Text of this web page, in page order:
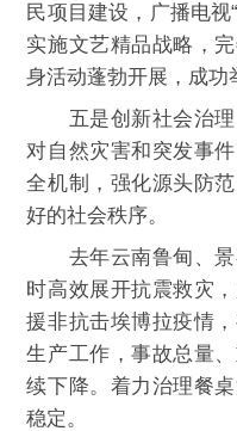
民项目建设，广播电视
实施文艺精品战略，
身活动蓬勃开展，成功
五是创新社会治理
对自然灾害和突发事
全机制，强化源头防
好的社会秩序。
去年云南鲁甸、景
时高效展开抗震救灾
援非抗击埃博拉疫情
生产工作，事故总量
续下降。着力治理餐
稳定。